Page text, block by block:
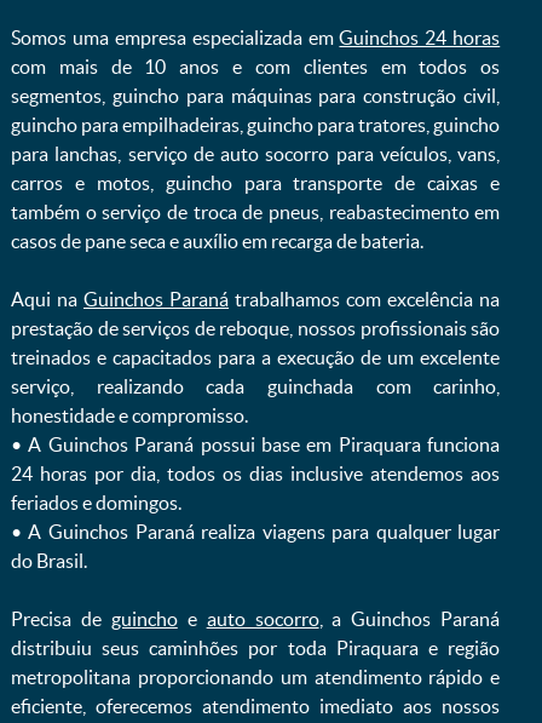
Somos uma empresa especializada emGuinchos 24 horas
com mais de 10 anos e com clientes em todos os
segmentos, guincho para máquinas para construção civil,
guincho para empilhadeiras, guincho para tratores, guincho
para lanchas, serviço de auto socorro para veículos, vans,
carros e motos, guincho para transporte de caixas e
também o serviço de troca de pneus, reabastecimento em
casos de pane seca e auxílio em recarga de bateria. ㅤㅤ
Aqui naGuinchos Paraná trabalhamos com excelência na
prestação de serviços de reboque, nossos profissionais são
treinados e capacitados para a execução de um excelente
serviço, realizando cada guinchada com carinho,
honestidade e compromisso.
ㅤㅤ• A Guinchos Paraná possui base em Piraquara funciona
24 horas por dia, todos os dias inclusive atendemos aos
feriados e domingos.
ㅤㅤ• A Guinchos Paraná realiza viagens para qualquer lugar
do Brasil.
Precisa de guinchoe auto socorro, a Guinchos Paraná
distribuiu seus caminhões por toda Piraquara e região
metropolitana proporcionando um atendimento rápido e
eficiente, oferecemos atendimento imediato aos nossos